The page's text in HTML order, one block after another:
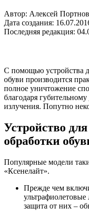
Автор: Алексей
Дата создания:
Последняя редакция:
С помощью устройства
обуви производится
полное уничтожение
благодаря
излучения. Попутно
Устройство
обработки
Популярные модели
«Ксенелайт».
Прежде чем
ультрафиолетовые
защита от них –